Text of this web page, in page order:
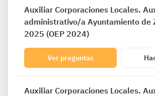
Auxiliar Corporaciones Locales.
administrativo/a Ayuntamiento de
2025 (OEP 2024)
Ver preguntas
Auxiliar Corporaciones Locales.